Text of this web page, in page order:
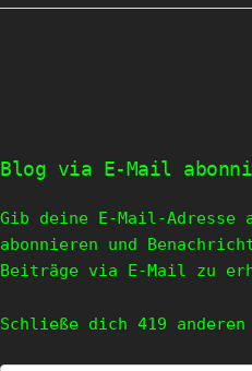
Blog via E-Mail
Gib deine E-Mail-Adresse
abonnieren und
Beiträge via E-Mail zu
Schließe dich 419 anderen